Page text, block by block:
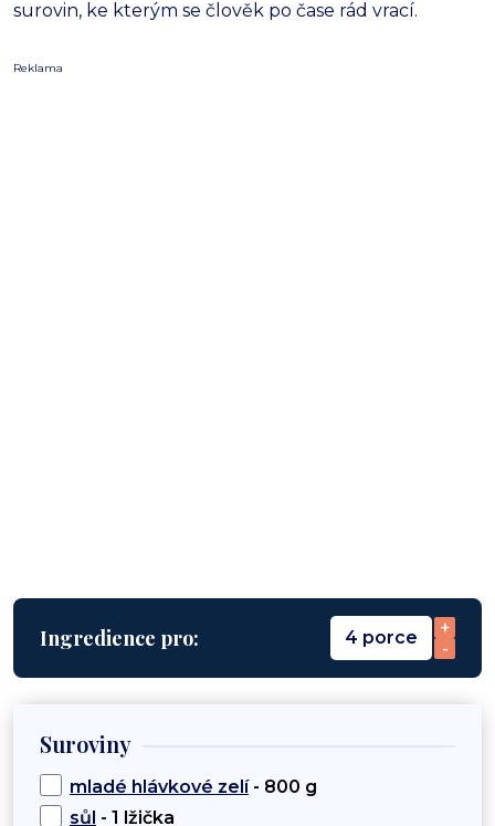
surovin, ke kterým se člověk po čase rád vrací.
Reklama
Ingredience pro: 4 porce
+
-
Suroviny
mladé hlávkové zelí- 800 g
sůl - 1 lžička